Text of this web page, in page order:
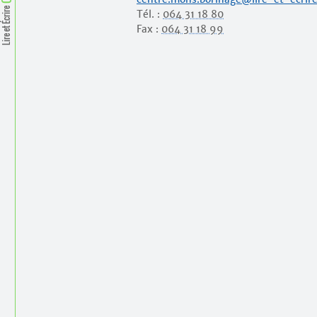
Lire et Écrire
Tél. : 064 31 18 80
Fax : 064 31 18 99